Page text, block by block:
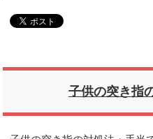
子供の突き指